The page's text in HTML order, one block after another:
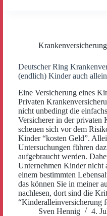
Krankenversicherung
Deutscher Ring
(endlich) Kinder auch allein
Eine Versicherung eines
Privaten
nicht unbedingt die
Versicherer in der privaten
scheuen sich vor dem
Kinder “kosten Geld”.
Untersuchungen führen
aufgebraucht werden.
Unternehmen Kinder nicht
einem bestimmten
das können Sie in meiner
nachlesen, dort sind die
“Kinderalleinversicherung
Sven Hennig
4.